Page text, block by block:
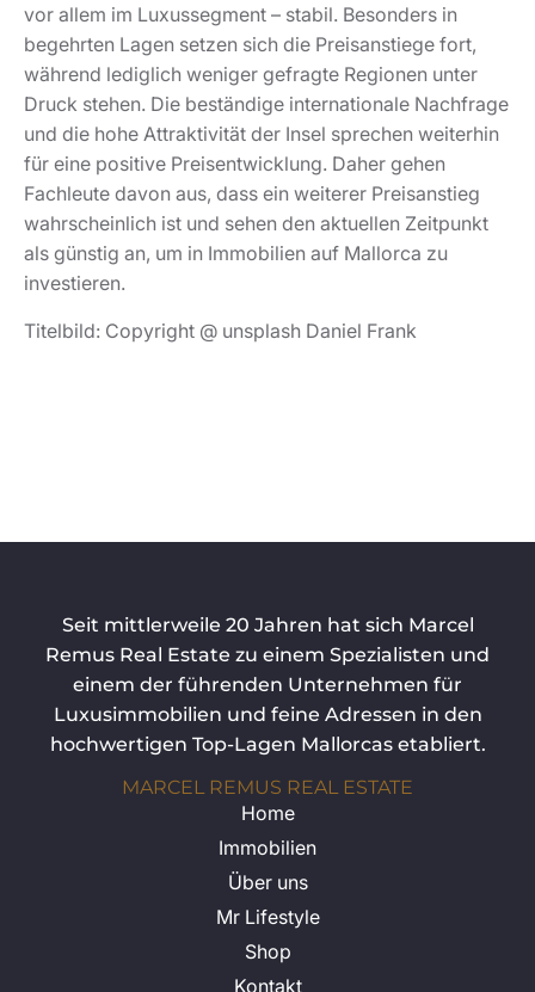
vor allem im Luxussegment – stabil. Besonders in
begehrten Lagen setzen sich die Preisanstiege fort,
während lediglich weniger gefragte Regionen unter
Druck stehen. Die beständige internationale Nachfrage
und die hohe Attraktivität der Insel sprechen weiterhin
für eine positive Preisentwicklung. Daher gehen
Fachleute davon aus, dass ein weiterer Preisanstieg
wahrscheinlich ist und sehen den aktuellen Zeitpunkt
als günstig an, um in Immobilien auf Mallorca zu
investieren.
Titelbild: Copyright @ unsplash Daniel Frank
Seit mittlerweile 20 Jahren hat sich Marcel
Remus Real Estate zu einem Spezialisten und
einem der führenden Unternehmen für
Luxusimmobilien und feine Adressen in den
hochwertigen Top-Lagen Mallorcas etabliert.
MARCEL REMUS REAL ESTATE
Home
Immobilien
Über uns
Mr Lifestyle
Shop
Kontakt